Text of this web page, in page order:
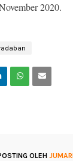
2020.
OLEH